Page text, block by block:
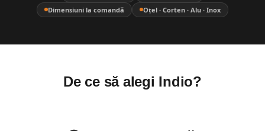
Dimensiuni la comandă
Oțel · Corten · Alu · Inox
De ce să alegi Indio?